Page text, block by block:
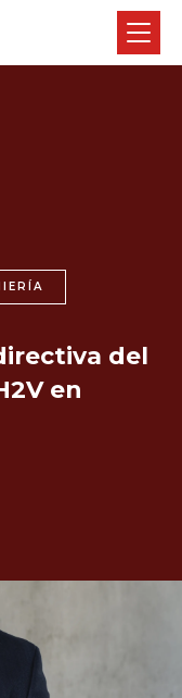
del
en